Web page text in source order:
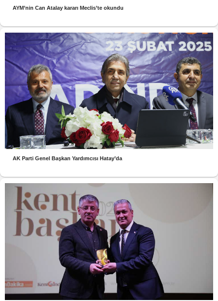
AYM’nin Can Atalay kararı Meclis’te okundu
AK Parti Genel Başkan Yardımcısı Hatay’da